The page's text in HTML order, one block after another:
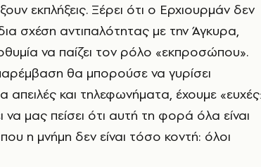
εκπλήξεις. Ξέρει ότι ο Ερχιουρμάν δεν
ίδια σχέση αντιπαλότητας με την Άγκυρα,
να παίζει τον ρόλο «εκπροσώπου».
παρέμβαση θα μπορούσε να γυρίσει
απειλές και τηλεφωνήματα, έχουμε
να μας πείσει ότι αυτή τη φορά όλα είναι
η μνήμη δεν είναι τόσο κοντή: όλοι